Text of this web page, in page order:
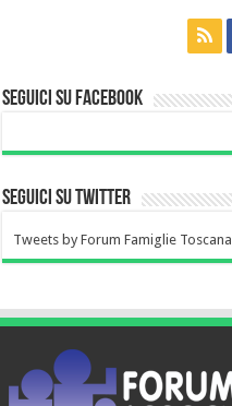
Seguici su Facebook
Seguici su Twitter
Tweets by Forum Famiglie Toscana